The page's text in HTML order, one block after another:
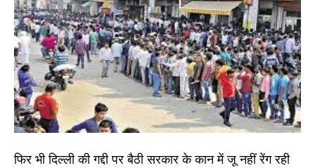
फिर भी दिल्ली की गद्दी पर बैठी सरकार के कान में जू नहीं रेंग रही